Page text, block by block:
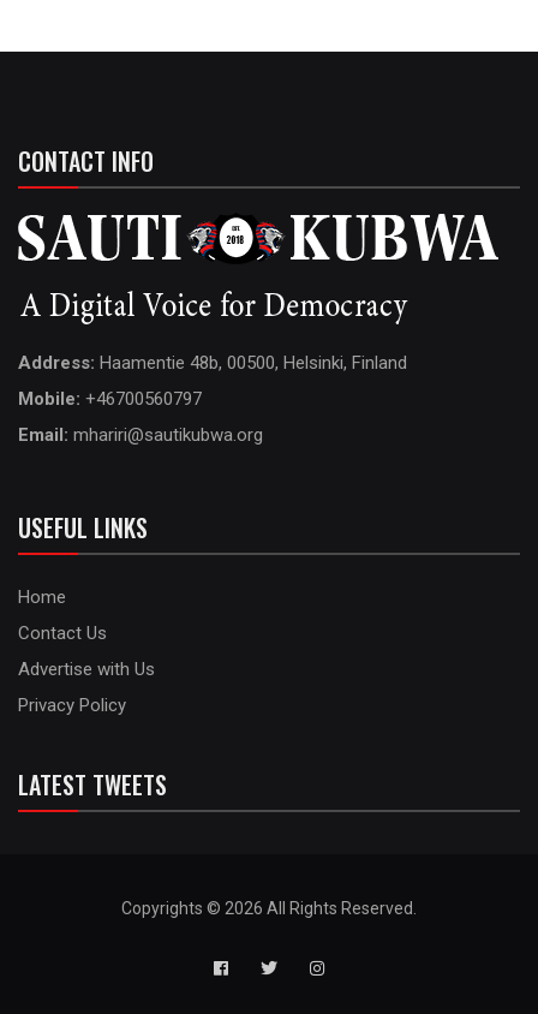
CONTACT INFO
Address: Haamentie 48b, 00500, Helsinki, Finland
Mobile: +46700560797
Email: mhariri@sautikubwa.org
USEFUL LINKS
Home
Contact Us
Advertise with Us
Privacy Policy
LATEST TWEETS
Copyrights © 2026 All Rights Reserved.